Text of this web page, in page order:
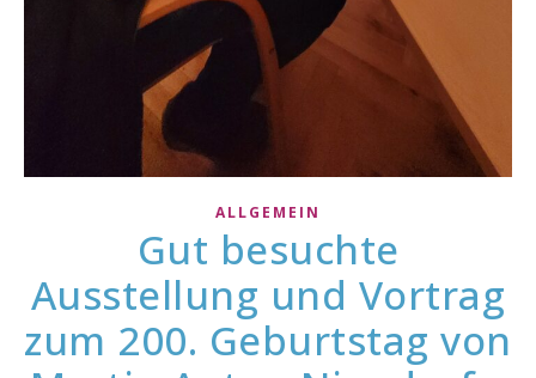
ALLGEMEIN
Gut besuchte
Ausstellung und Vortrag
zum 200. Geburtstag von